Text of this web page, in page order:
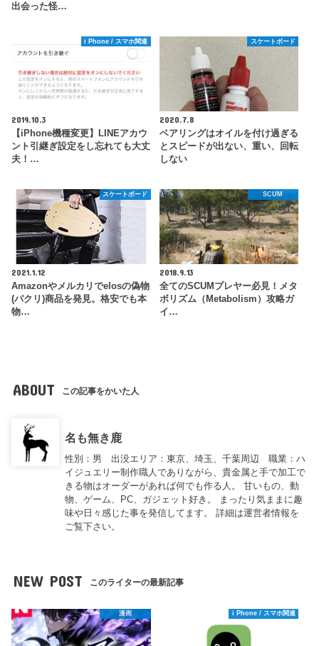
出会った怪…
i Phone / スマホ関連
2019.10.3
【iPhone機種変更】LINEアカウ
ント引継ぎ設定をし忘れても大丈
夫！…
スケートボード
2020.7.8
ベアリングはオイルを付け過ぎる
とスピードが出ない、重い、回転
しない
スケートボード
2021.1.12
Amazonやメルカリでelosの偽物
(パクリ)商品を発見。格安でも本
物…
SCUM
2018.9.13
全てのSCUMプレヤー必見！メタ
ボリズム（Metabolism）攻略ガ
イ…
ABOUT この記事をかいた人
名も無き鹿
性別：男 出没エリア：東京、埼玉、千葉周辺 職業：ハ
イジュエリー制作職人でありながら、貴金属と手で加工で
きる物はオーダーがあれば何でも作る人。 甘いもの、動
物、ゲーム、PC、ガジェット好き。 まったり気ままに趣
味や日々感じた事を発信してます。 詳細は運営者情報を
ご覧下さい。
NEW POST このライターの最新記事
漫画 i Phone / スマホ関連